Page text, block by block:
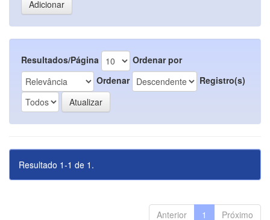
Resultados/Página
Ordenar por
Ordenar
Registro(s)
Resultado 1-1 de 1.
Anterior 1 Próximo